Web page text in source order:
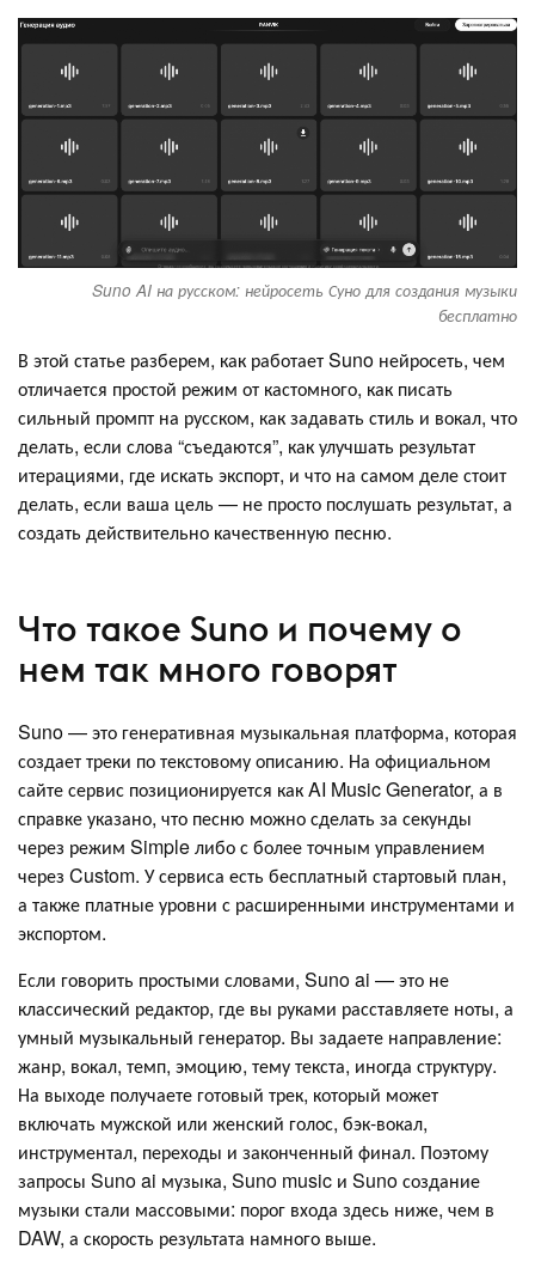
Suno AI на русском: нейросеть Суно для создания музыки
бесплатно
В этой статье разберем, как работает Suno нейросеть, чем
отличается простой режим от кастомного, как писать
сильный промпт на русском, как задавать стиль и вокал, что
делать, если слова “съедаются”, как улучшать результат
итерациями, где искать экспорт, и что на самом деле стоит
делать, если ваша цель — не просто послушать результат, а
создать действительно качественную песню.
Что такое Suno и почему о
нем так много говорят
Suno — это генеративная музыкальная платформа, которая
создает треки по текстовому описанию. На официальном
сайте сервис позиционируется как AI Music Generator, а в
справке указано, что песню можно сделать за секунды
через режим Simple либо с более точным управлением
через Custom. У сервиса есть бесплатный стартовый план,
а также платные уровни с расширенными инструментами и
экспортом.
Если говорить простыми словами, Suno ai — это не
классический редактор, где вы руками расставляете ноты, а
умный музыкальный генератор. Вы задаете направление:
жанр, вокал, темп, эмоцию, тему текста, иногда структуру.
На выходе получаете готовый трек, который может
включать мужской или женский голос, бэк-вокал,
инструментал, переходы и законченный финал. Поэтому
запросы Suno ai музыка, Suno music и Suno создание
музыки стали массовыми: порог входа здесь ниже, чем в
DAW, а скорость результата намного выше.